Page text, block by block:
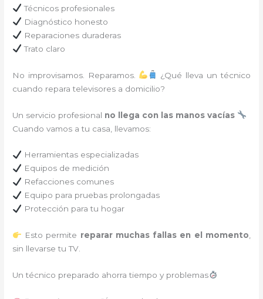
Técnicos profesionales
Diagnóstico honesto
Reparaciones duraderas
Trato claro
No improvisamos. Reparamos.
¿Qué lleva un técnico
cuando repara televisores a domicilio?
Un servicio profesional no llega con las manos vacías
Cuando vamos a tu casa, llevamos:
Herramientas especializadas
Equipos de medición
Refacciones comunes
Equipo para pruebas prolongadas
Protección para tu hogar
Esto permite reparar muchas fallas en el momento,
sin llevarse tu TV.
Un técnico preparado ahorra tiempo y problemas